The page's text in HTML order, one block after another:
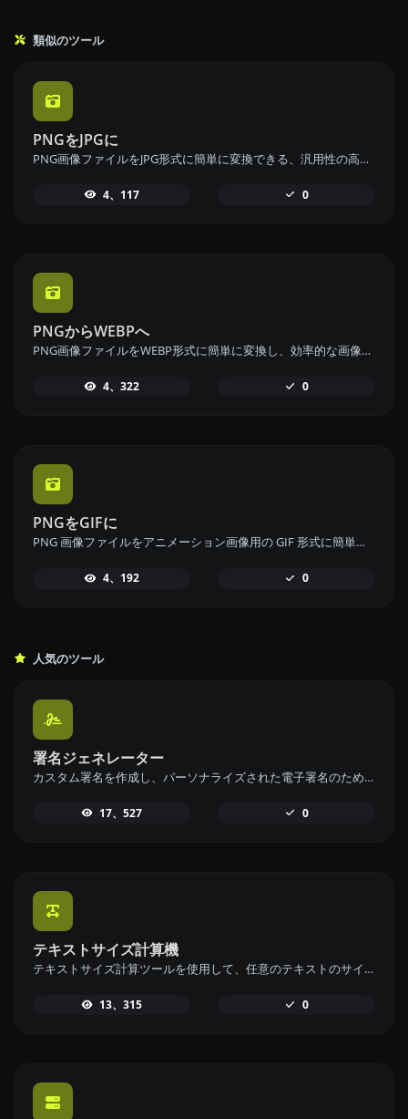
類似のツール
PNGをJPGに
PNG画像ファイルをJPG形式に簡単に変換できる、汎用性の高い画像使用のためのPNGからJPGへの変換ツールです。
4、117 0
PNGからWEBPへ
PNG画像ファイルをWEBP形式に簡単に変換し、効率的な画像圧縮を実現するPNGからWEBPへの変換ツールをご利用ください。
4、322 0
PNGをGIFに
PNG 画像ファイルをアニメーション画像用の GIF 形式に簡単に変換できる、当社の PNG から GIF への変換ツールをお試しください。
4、192 0
人気のツール
署名ジェネレーター
カスタム署名を作成し、パーソナライズされた電子署名のための署名生成ツールで簡単にダウンロードしましょう。
17、527 0
テキストサイズ計算機
テキストサイズ計算ツールを使用して、任意のテキストのサイズをバイト (B)、キロバイト (KB)、またはメガバイト (MB) で計算します。
13、315 0